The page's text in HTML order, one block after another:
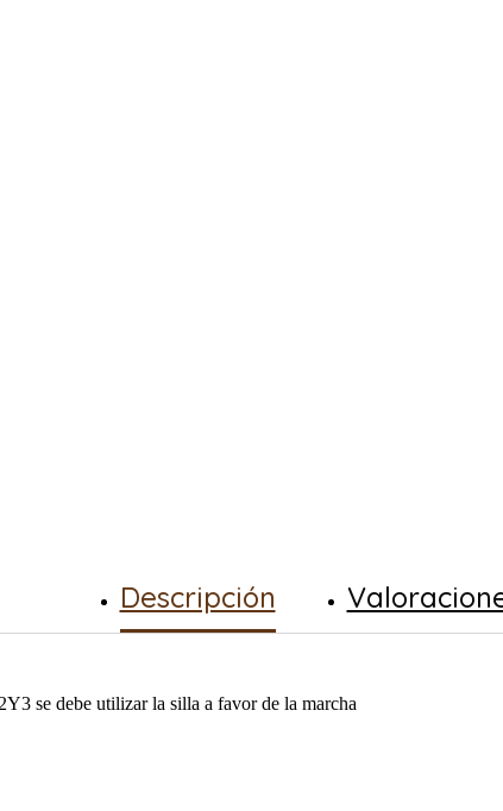
Descripción
se debe utilizar la silla a favor de la marcha